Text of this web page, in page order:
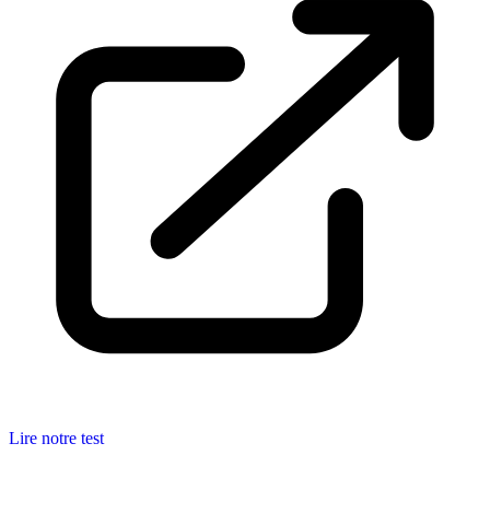
Lire notre test